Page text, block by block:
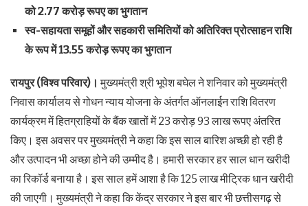
को 2.77 करोड़ रूपए का भुगतान
स्व-सहायता समूहों और सहकारी समितियों को अतिरिक्त प्रोत्साहन राशि
के रूप में 13.55 करोड़ रूपए का भुगतान
रायपुर (विश्व परिवार)। मुख्यमंत्री श्री भूपेश बघेल ने शनिवार को मुख्यमंत्री
निवास कार्यालय से गोधन न्याय योजना के अंतर्गत ऑनलाईन राशि वितरण
कार्यक्रम में हितग्राहियों के बैंक खातों में 23 करोड़ 93 लाख रूपए अंतरित
किए। इस अवसर पर मुख्यमंत्री ने कहा कि इस साल बारिश अच्छी हो रही है
और उत्पादन भी अच्छा होने की उम्मीद है। हमारी सरकार हर साल धान खरीदी
का रिकॉर्ड बनाया है। इस साल हमें आशा है कि 125 लाख मीट्रिक धान खरीदी
की जाएगी। मुख्यमंत्री ने कहा कि केंद्र सरकार ने इस बार भी छत्तीसगढ़ से